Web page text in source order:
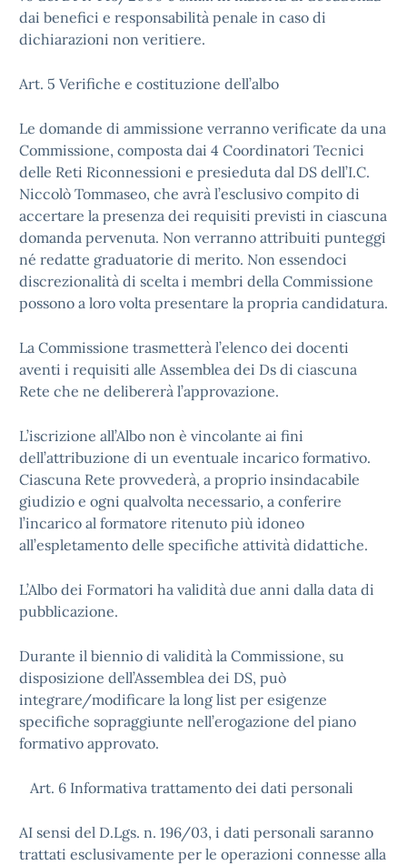
dai benefici e responsabilità penale in caso di
dichiarazioni non veritiere.
Art. 5 Verifiche e costituzione dell’albo
Le domande di ammissione verranno verificate da una
Commissione, composta dai 4 Coordinatori Tecnici
delle Reti Riconnessioni e presieduta dal DS dell’I.C.
Niccolò Tommaseo, che avrà l’esclusivo compito di
accertare la presenza dei requisiti previsti in ciascuna
domanda pervenuta. Non verranno attribuiti punteggi
né redatte graduatorie di merito. Non essendoci
discrezionalità di scelta i membri della Commissione
possono a loro volta presentare la propria candidatura.
La Commissione trasmetterà l’elenco dei docenti
aventi i requisiti alle Assemblea dei Ds di ciascuna
Rete che ne delibererà l’approvazione.
L’iscrizione all’Albo non è vincolante ai fini
dell’attribuzione di un eventuale incarico formativo.
Ciascuna Rete provvederà, a proprio insindacabile
giudizio e ogni qualvolta necessario, a conferire
l’incarico al formatore ritenuto più idoneo
all’espletamento delle specifiche attività didattiche.
L’Albo dei Formatori ha validità due anni dalla data di
pubblicazione.
Durante il biennio di validità la Commissione, su
disposizione dell’Assemblea dei DS, può
integrare/modificare la long list per esigenze
specifiche sopraggiunte nell’erogazione del piano
formativo approvato.
Art. 6 Informativa trattamento dei dati personali
AI sensi del D.Lgs. n. 196/03, i dati personali saranno
trattati esclusivamente per le operazioni connesse alla